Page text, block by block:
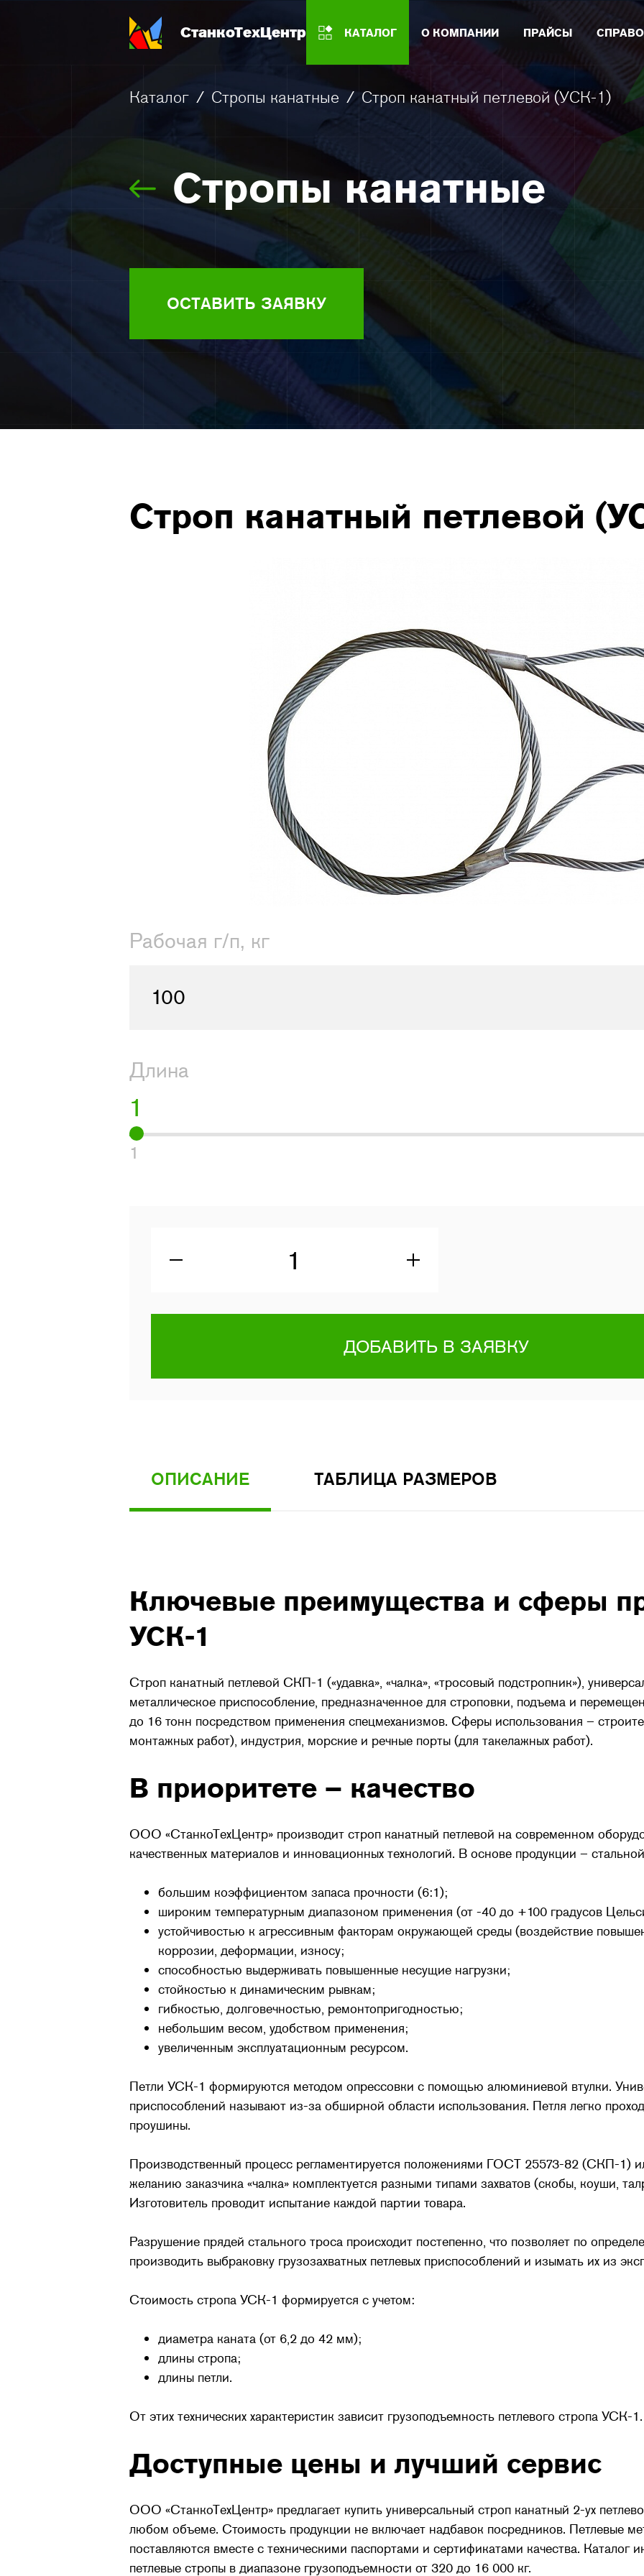
СтанкоТехЦентр КАТАЛОГ О КОМПАНИИ ПРАЙСЫ
Каталог / Стропы канатные / Строп канатный петлевой (УСК-1)
Стропы канатные
ОСТАВИТЬ ЗАЯВКУ
Строп канатный петлевой
Рабочая г/п, кг
100
Длина
1
1
ДОБАВИТЬ В ЗАЯВКУ
ОПИСАНИЕ ТАБЛИЦА РАЗМЕРОВ
Ключевые преимущества и сферы
УСК-1
Строп канатный петлевой СКП-1 («удавка», «чалка», «тросовый подстропник»),
металлическое приспособление, предназначенное для строповки, подъема и
до 16 тонн посредством применения спецмеханизмов. Сферы использования –
монтажных работ), индустрия, морские и речные порты (для такелажных работ).
В приоритете – качество
ООО «СтанкоТехЦентр» производит строп канатный петлевой на современном
качественных материалов и инновационных технологий. В основе продукции –
большим коэффициентом запаса прочности (6:1);
широким температурным диапазоном применения (от -40 до +100 градусов
устойчивостью к агрессивным факторам окружающей среды (воздействие
коррозии, деформации, износу;
способностью выдерживать повышенные несущие нагрузки;
стойкостью к динамическим рывкам;
гибкостью, долговечностью, ремонтопригодностью;
небольшим весом, удобством применения;
увеличенным эксплуатационным ресурсом.
Петли УСК-1 формируются методом опрессовки с помощью алюминиевой втулки.
приспособлений называют из-за обширной области использования. Петля легко
проушины.
Производственный процесс регламентируется положениями ГОСТ 25573-82 (СКП-
желанию заказчика «чалка» комплектуется разными типами захватов (скобы, коуши,
Изготовитель проводит испытание каждой партии товара.
Разрушение прядей стального троса происходит постепенно, что позволяет по
производить выбраковку грузозахватных петлевых приспособлений и изымать их из
Стоимость стропа УСК-1 формируется с учетом:
диаметра каната (от 6,2 до 42 мм);
длины стропа;
длины петли.
От этих технических характеристик зависит грузоподъемность петлевого стропа УСК-1.
Доступные цены и лучший сервис
ООО «СтанкоТехЦентр» предлагает купить универсальный строп канатный 2-ух
любом объеме. Стоимость продукции не включает надбавок посредников. Петлевые
поставляются вместе с техническими паспортами и сертификатами качества. Каталог
петлевые стропы в диапазоне грузоподъемности от 320 до 16 000 кг.